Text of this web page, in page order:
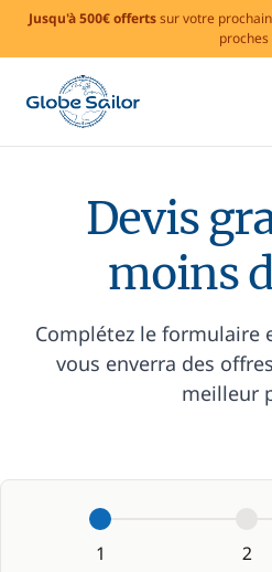
Jusqu'à 500€ offertssur votre
proches
Devis
moins
Complétez le formulaire
vous enverra des
meilleur
1 2